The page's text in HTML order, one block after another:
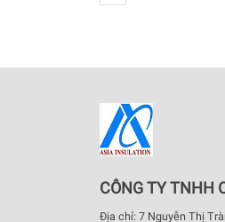
CÔNG TY TNHH
Địa chỉ: 7 Nguyễn Thị